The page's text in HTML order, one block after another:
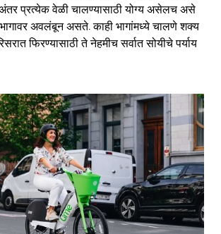
प्रत्येक वेळी चालण्यासाठी योग्य असेलच असे
भागावर अवलंबून असते. काही भागांमध्ये चालणे शक्य
फिरण्यासाठी ते नेहमीच सर्वात सोयीचे पर्याय